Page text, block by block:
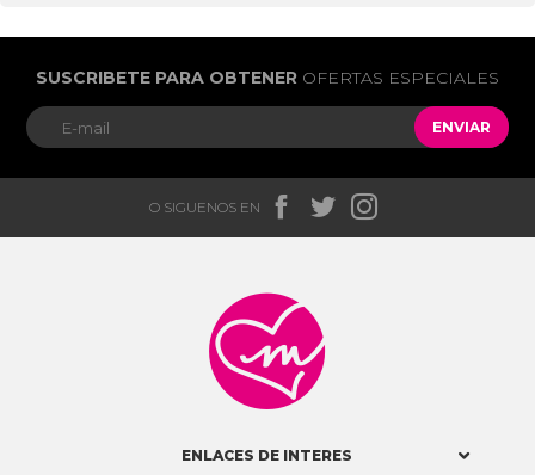
SUSCRIBETE PARA OBTENER OFERTAS ESPECIALES
ENVIAR
O SIGUENOS EN   

ENLACES DE INTERES